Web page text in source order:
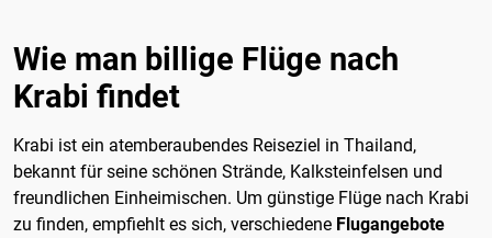
Wie man billige Flüge nach
Krabi findet
Krabi ist ein atemberaubendes Reiseziel in Thailand,
bekannt für seine schönen Strände, Kalksteinfelsen und
freundlichen Einheimischen. Um günstige Flüge nach Krabi
zu finden, empfiehlt es sich, verschiedene Flugangebote